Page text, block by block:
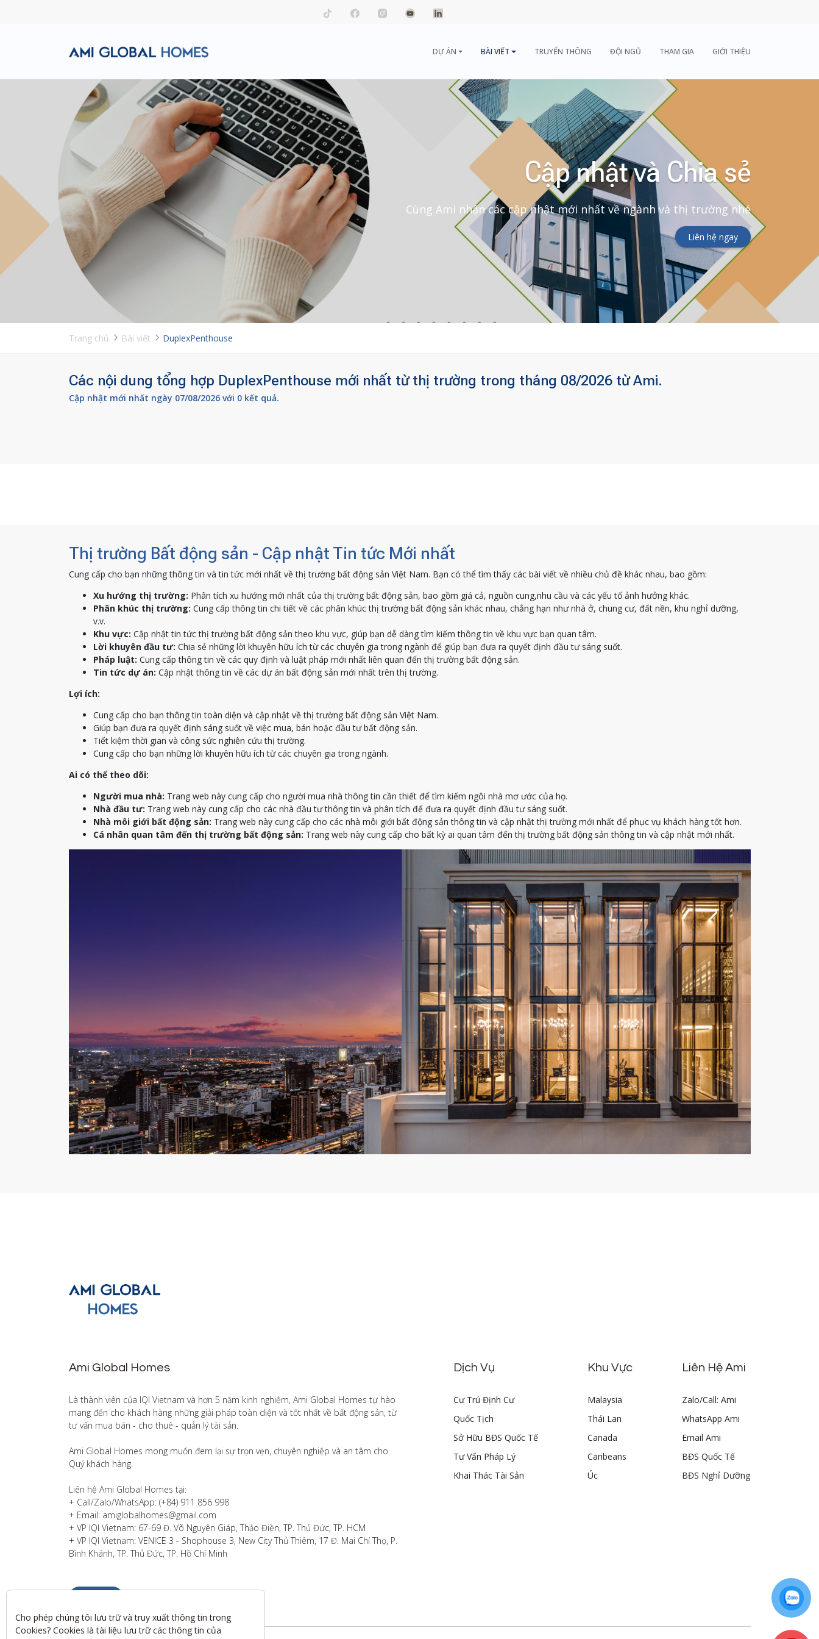
DỰ ÁN BÀI VIẾT TRUYỂN THÔNG ĐỘI NGŨ THAM GIA GIỚI THIỆU
Cập nhật và Chia sẻ
Cùng Ami nhận các cập nhật mới nhất về ngành và thị trường nhé
Liên hệ ngay
Trang chủ Bài viết DuplexPenthouse
Các nội dung tổng hợp DuplexPenthouse mới nhất từ thị trường trong tháng 08/2026 từ Ami.
Cập nhật mới nhất ngày 07/08/2026 với 0 kết quả.
Thị trường Bất động sản - Cập nhật Tin tức Mới nhất
Cung cấp cho bạn những thông tin và tin tức mới nhất về thị trường bất động sản Việt Nam. Bạn có thể tìm thấy các bài viết về nhiều chủ đề khác nhau, bao gồm:
Xu hướng thị trường: Phân tích xu hướng mới nhất của thị trường bất động sản, bao gồm giá cả, nguồn cung,nhu cầu và các yếu tố ảnh hưởng khác.
Phân khúc thị trường: Cung cấp thông tin chi tiết về các phân khúc thị trường bất động sản khác nhau, chẳng hạn như nhà ở, chung cư, đất nền, khu nghỉ dưỡng,
v.v.
Khu vực: Cập nhật tin tức thị trường bất động sản theo khu vực, giúp bạn dễ dàng tìm kiếm thông tin về khu vực bạn quan tâm.
Lời khuyên đầu tư: Chia sẻ những lời khuyên hữu ích từ các chuyên gia trong ngành để giúp bạn đưa ra quyết định đầu tư sáng suốt.
Pháp luật: Cung cấp thông tin về các quy định và luật pháp mới nhất liên quan đến thị trường bất động sản.
Tin tức dự án: Cập nhật thông tin về các dự án bất động sản mới nhất trên thị trường.
Lợi ích:
Cung cấp cho bạn thông tin toàn diện và cập nhật về thị trường bất động sản Việt Nam.
Giúp bạn đưa ra quyết định sáng suốt về việc mua, bán hoặc đầu tư bất động sản.
Tiết kiệm thời gian và công sức nghiên cứu thị trường.
Cung cấp cho bạn những lời khuyên hữu ích từ các chuyên gia trong ngành.
Ai có thể theo dõi:
Người mua nhà: Trang web này cung cấp cho người mua nhà thông tin cần thiết để tìm kiếm ngôi nhà mơ ước của họ.
Nhà đầu tư: Trang web này cung cấp cho các nhà đầu tư thông tin và phân tích để đưa ra quyết định đầu tư sáng suốt.
Nhà môi giới bất động sản: Trang web này cung cấp cho các nhà môi giới bất động sản thông tin và cập nhật thị trường mới nhất để phục vụ khách hàng tốt hơn.
Cá nhân quan tâm đến thị trường bất động sản: Trang web này cung cấp cho bất kỳ ai quan tâm đến thị trường bất động sản thông tin và cập nhật mới nhất.
Ami Global Homes
Là thành viên của IQI Vietnam và hơn 5 năm kinh nghiệm, Ami Global Homes tự hào
mang đến cho khách hàng những giải pháp toàn diện và tốt nhất về bất động sản, từ
tư vấn mua bán - cho thuê - quản lý tài sản.
Ami Global Homes mong muốn đem lại sự trọn vẹn, chuyên nghiệp và an tâm cho
Quý khách hàng.
Liên hệ Ami Global Homes tại:
+ Call/Zalo/WhatsApp: (+84) 911 856 998
+ Email: amiglobalhomes@gmail.com
+ VP IQI Vietnam: 67-69 Đ. Võ Nguyên Giáp, Thảo Điền, TP. Thủ Đức, TP. HCM
+ VP IQI Vietnam: VENICE 3 - Shophouse 3, New City Thủ Thiêm, 17 Đ. Mai Chí Thọ, P.
Bình Khánh, TP. Thủ Đức, TP. Hồ Chí Minh
Dịch Vụ
Cư Trú Định Cư
Quốc Tịch
Sở Hữu BĐS Quốc Tế
Tư Vấn Pháp Lý
Khai Thác Tài Sản
Khu Vực
Malaysia
Thái Lan
Canada
Caribeans
Úc
Liên Hệ Ami
Zalo/Call: Ami
WhatsApp Ami
Email Ami
BĐS Quốc Tế
BĐS Nghỉ Dưỡng
Cho phép chúng tôi lưu trữ và truy xuất thông tin trong
Cookies? Cookies là tài liệu lưu trữ các thông tin của